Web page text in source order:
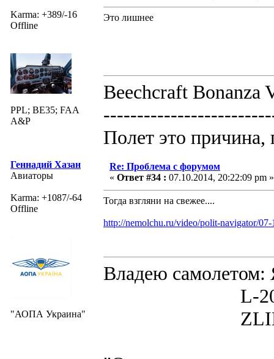
Karma: +389/-16
Offline
PPL; BE35; FAA
A&P
Это лишнее
Beechcraft Bonanza
Полет это причина,
Геннадий Хазан
Авиаторы
Karma: +1087/-64
Offline
"АОПА Украина"
Re: Проблема с форумом
« Ответ #34 : 07.10.2014, 20:22:09 pm »
Тогда взгляни на свежее....
http://nemolchu.ru/video/polit-navigator/
Владею
L-200D
ZLIN 526